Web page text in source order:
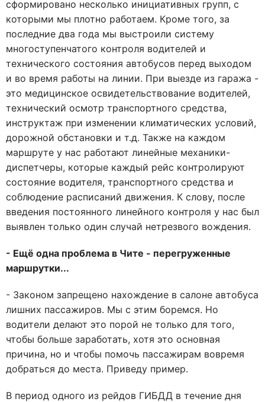
сформировано несколько инициативных групп, с
которыми мы плотно работаем. Кроме того, за
последние два года мы выстроили систему
многоступенчатого контроля водителей и
технического состояния автобусов перед выходом
и во время работы на линии. При выезде из гаража -
это медицинское освидетельствование водителей,
технический осмотр транспортного средства,
инструктаж при изменении климатических условий,
дорожной обстановки и т.д. Также на каждом
маршруте у нас работают линейные механики-
диспетчеры, которые каждый рейс контролируют
состояние водителя, транспортного средства и
соблюдение расписаний движения. К слову, после
введения постоянного линейного контроля у нас был
выявлен только один случай нетрезвого вождения.
- Ещё одна проблема в Чите - перегруженные
маршрутки...
- Законом запрещено нахождение в салоне автобуса
лишних пассажиров. Мы с этим боремся. Но
водители делают это порой не только для того,
чтобы больше заработать, хотя это основная
причина, но и чтобы помочь пассажирам вовремя
добраться до места. Приведу пример.
В период одного из рейдов ГИБДД в течение дня